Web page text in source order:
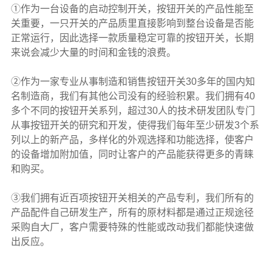
①作为一台设备的启动控制开关，按钮开关的产品性能至
关重要，一只开关的产品质里直接影响到整台设备是否能
正常运行，因此选择一款质量稳定可靠的按钮开关，长期
来说会减少大量的时间和金钱的浪费。
②作为一家专业从事制造和销售按钮开关30多年的国内知
名制造商，我们有其他公司没有的经验积累。我们拥有40
多个不同的按钮开关系列，超过30人的技术研发团队专门
从事按钮开关的研究和开发，使得我们每年至少研发3个系
列以上的新产品，多样化的外观选择和功能选择，使客户
的设备增加附加值，同时让客户的产品能获得更多的青睐
和购买。
③我们拥有近百项按钮开关相关的产品专利，我们所有的
产品配件自己研发生产，所有的原材料都是通过正规途径
采购自大厂，客户需要特殊的性能或改动我们都能快速做
出反应。